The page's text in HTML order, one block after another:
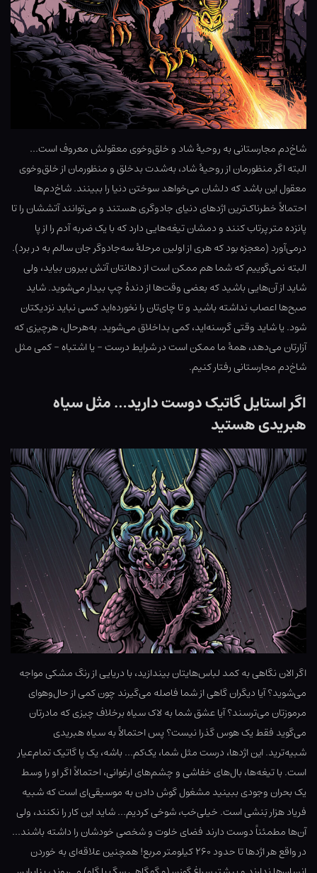
شاخ‌دم مجارستانی به روحیهٔ شاد و خلق‌وخوی معقولش معروف است…
البته اگر منظورمان از روحیهٔ شاد، به‌شدت بدخلق و منظورمان از خلق‌وخوی
معقول این باشد که دلشان می‌خواهد سوختن دنیا را ببینند. شاخ‌دم‌ها
احتمالاً خطرناک‌ترین اژدهای دنیای جادوگری هستند و می‌توانند آتششان را تا
پانزده متر پرتاب کنند و دمشان تیغه‌هایی دارد که با یک ضربه آدم را از پا
درمی‌آورد (معجزه بود که هری از اولین مرحلهٔ سه‌جادوگر جان سالم به در برد).
البته نمی‌گوییم که شما هم ممکن است از دهانتان آتش بیرون بیاید، ولی
شاید از آن‌هایی باشید که بعضی وقت‌ها از دندهٔ چپ بیدار می‌شوید. شاید
صبح‌ها اعصاب نداشته باشید و تا چای‌تان را نخورده‌اید کسی نباید نزدیکتان
شود. یا شاید وقتی گرسنه‌اید، کمی بداخلاق می‌شوید. به‌هرحال، هرچیزی که
آزارتان می‌دهد، همهٔ ما ممکن است در شرایط درست – یا اشتباه – کمی مثل
شاخ‌دم مجارستانی رفتار کنیم.
اگر استایل گاتیک دوست دارید… مثل سیاه
هبریدی هستید
اگر الان نگاهی به کمد لباس‌هایتان بیندازید، با دریایی از رنگ مشکی مواجه
می‌شوید؟ آیا دیگران گاهی از شما فاصله می‌گیرند چون کمی از حال‌وهوای
مرموزتان می‌ترسند؟ آیا عشق شما به لاک سیاه برخلاف چیزی که مادرتان
می‌گوید فقط یک هوس گذرا نیست؟ پس احتمالاً به سیاه هبریدی
شبیه‌ترید. این اژدها، درست مثل شما، یک‌کم… باشه، یک پا گاتیک تمام‌عیار
است. با تیغه‌ها، بال‌های خفاشی و چشم‌های ارغوانی، احتمالاً اگر او را وسط
یک بحران وجودی ببینید مشغول گوش دادن به موسیقی‌ای است که شبیه
فریاد هزار بَنشی است. خیلی‌خب، شوخی کردیم… شاید این کار را نکنند، ولی
آن‌ها مطمئناً دوست دارند فضای خلوت و شخصی خودشان را داشته باشند…
در واقع هر اژدها تا حدود ۲۶۰ کیلومتر مربع! همچنین علاقه‌ای به خوردن